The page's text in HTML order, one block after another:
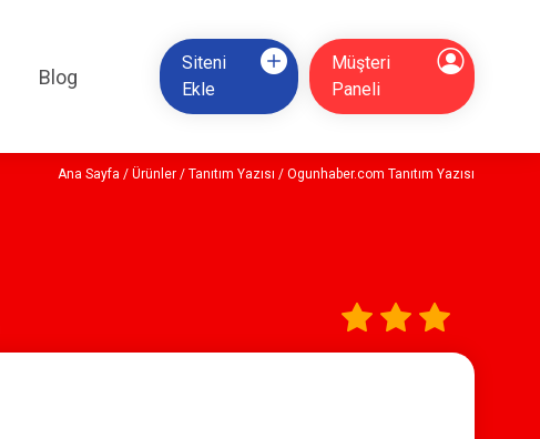
Blog
Siteni
Ekle
Müşteri
Paneli
Ana Sayfa / Ürünler/ Tanıtım Yazısı / Ogunhaber.com Tanıtım Yazısı